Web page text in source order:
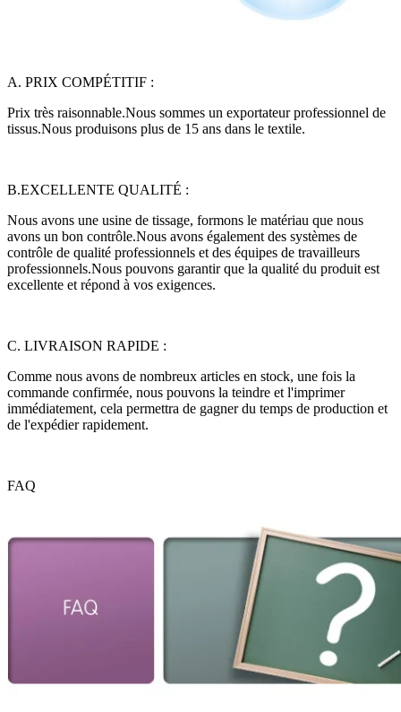
A. PRIX COMPÉTITIF :
Prix ​​très raisonnable.Nous sommes un exportateur professionnel de
tissus.Nous produisons plus de 15 ans dans le textile.
B.EXCELLENTE QUALITÉ :
Nous avons une usine de tissage, formons le matériau que nous
avons un bon contrôle.Nous avons également des systèmes de
contrôle de qualité professionnels et des équipes de travailleurs
professionnels.Nous pouvons garantir que la qualité du produit est
excellente et répond à vos exigences.
C. LIVRAISON RAPIDE :
Comme nous avons de nombreux articles en stock, une fois la
commande confirmée, nous pouvons la teindre et l'imprimer
immédiatement, cela permettra de gagner du temps de production et
de l'expédier rapidement.
FAQ